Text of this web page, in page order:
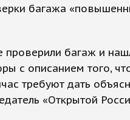
багажа
проверили багаж и
с описанием того,
требуют дать
«Открытой